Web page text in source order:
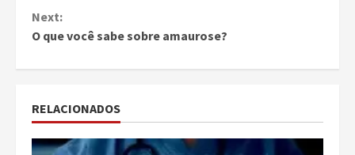
Next:
O que você sabe sobre amaurose?
RELACIONADOS